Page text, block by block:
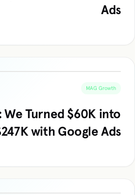
Ads
MAG Growth
We Turned $60K into
with Google Ads